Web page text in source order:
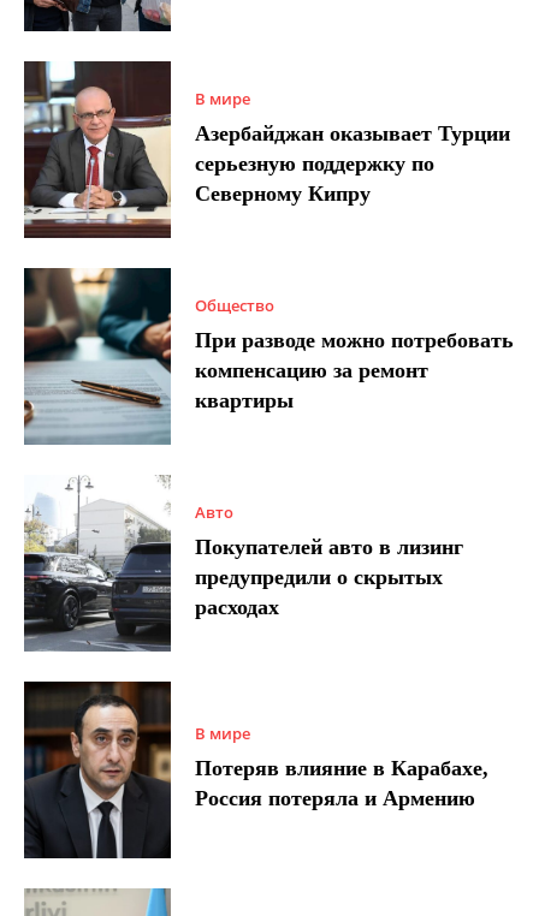
В мире
Азербайджан оказывает Турции
серьезную поддержку по
Северному Кипру
Общество
При разводе можно потребовать
компенсацию за ремонт
квартиры
Авто
Покупателей авто в лизинг
предупредили о скрытых
расходах
В мире
Потеряв влияние в Карабахе,
Россия потеряла и Армению